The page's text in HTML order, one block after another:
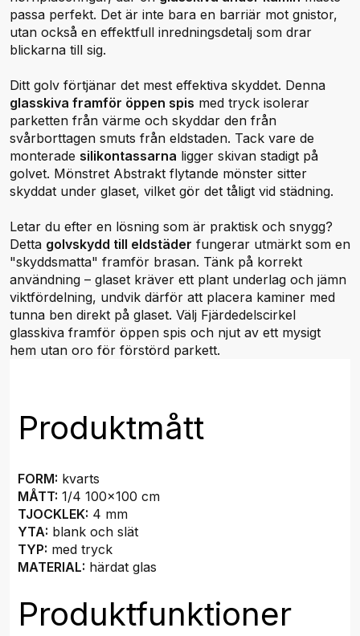
passa perfekt. Det är inte bara en barriär mot gnistor,
utan också en effektfull inredningsdetalj som drar
blickarna till sig.
Ditt golv förtjänar det mest effektiva skyddet. Denna
glasskiva framför öppen spis med tryck isolerar
parketten från värme och skyddar den från
svårborttagen smuts från eldstaden. Tack vare de
monterade silikontassarna ligger skivan stadigt på
golvet. Mönstret Abstrakt flytande mönster sitter
skyddat under glaset, vilket gör det tåligt vid städning.
Letar du efter en lösning som är praktisk och snygg?
Detta golvskydd till eldstäder fungerar utmärkt som en
"skyddsmatta" framför brasan. Tänk på korrekt
användning – glaset kräver ett plant underlag och jämn
viktfördelning, undvik därför att placera kaminer med
tunna ben direkt på glaset. Välj Fjärdedelscirkel
glasskiva framför öppen spis och njut av ett mysigt
hem utan oro för förstörd parkett.
Produktmått
FORM: kvarts
MÅTT: 1/4 100x100 cm
TJOCKLEK: 4 mm
YTA: blank och slät
TYP: med tryck
MATERIAL: härdat glas
Produktfunktioner